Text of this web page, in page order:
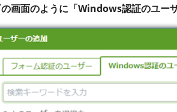
画面のように「Windows認証のユー